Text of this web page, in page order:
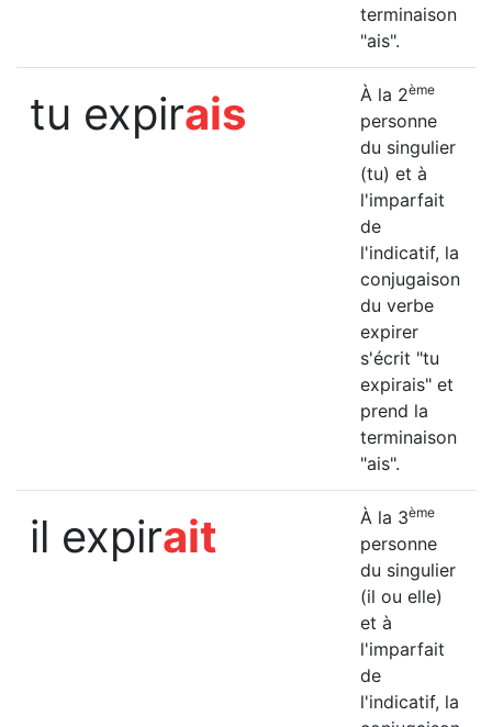
terminaison
"ais".
tu expirais À la 2ème
personne
du singulier
(tu) et à
l'imparfait
de
l'indicatif, la
conjugaison
du verbe
expirer
s'écrit "tu
expirais" et
prend la
terminaison
"ais".
il expirait À la 3ème
personne
du singulier
(il ou elle)
et à
l'imparfait
de
l'indicatif, la